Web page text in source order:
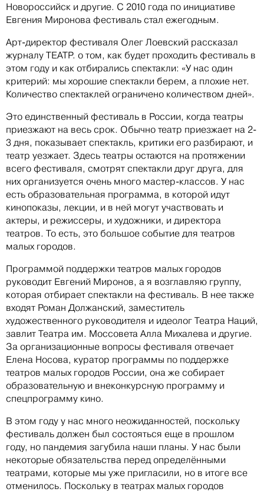
Новороссийск и другие. С 2010 года по инициативе
Евгения Миронова фестиваль стал ежегодным.
Арт-директор фестиваля Олег Лоевский рассказал
журналу ТЕАТР. о том, как будет проходить фестиваль в
этом году и как отбирались спектакли: «У нас один
критерий: мы хорошие спектакли берем, а плохие нет.
Количество спектаклей ограничено количеством дней».
Это единственный фестиваль в России, когда театры
приезжают на весь срок. Обычно театр приезжает на 2-
3 дня, показывает спектакль, критики его разбирают, и
театр уезжает. Здесь театры остаются на протяжении
всего фестиваля, смотрят спектакли друг друга, для
них организуется очень много мастер-классов. У нас
есть образовательная программа, в которой идут
кинопоказы, лекции, и в ней могут участвовать и
актеры, и режиссеры, и художники, и директора
театров. То есть, это большое событие для театров
малых городов.
Программой поддержки театров малых городов
руководит Евгений Миронов, а я возглавляю группу,
которая отбирает спектакли на фестиваль. В нее также
входят Роман Должанский, заместитель
художественного руководителя и идеолог Театра Наций,
завлит Театра им. Моссовета Алла Михалева и другие.
За организационные вопросы фестиваля отвечает
Елена Носова, куратор программы по поддержке
театров малых городов России, она же собирает
образовательную и внеконкурсную программу и
спецпрограмму кино.
В этом году у нас много неожиданностей, поскольку
фестиваль должен был состояться еще в прошлом
году, но пандемия загубила наши планы. У нас были
некоторые обязательства перед определёнными
театрами, которые мы уже пригласили, но в итоге все
отменилось. Поскольку в театрах малых городов